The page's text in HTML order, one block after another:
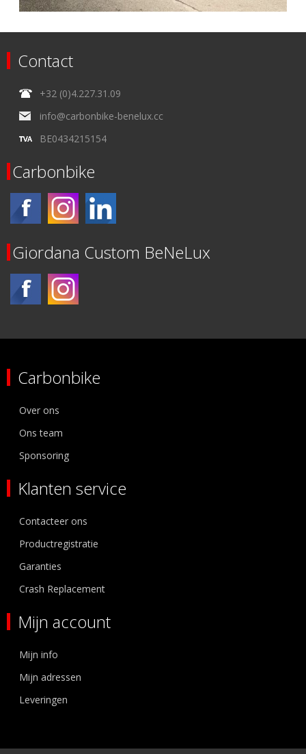
Contact
+32 (0)4.227.31.09
info@carbonbike-benelux.cc
BE0434215154
Carbonbike
Giordana Custom BeNeLux
Carbonbike
Over ons
Ons team
Sponsoring
Klanten service
Contacteer ons
Productregistratie
Garanties
Crash Replacement
Mijn account
Mijn info
Mijn adressen
Leveringen